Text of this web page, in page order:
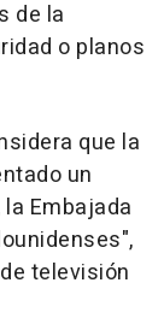
de la
o planos
que la
un
Embajada
televisión